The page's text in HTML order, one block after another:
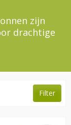
zijn
drachtige
Filter